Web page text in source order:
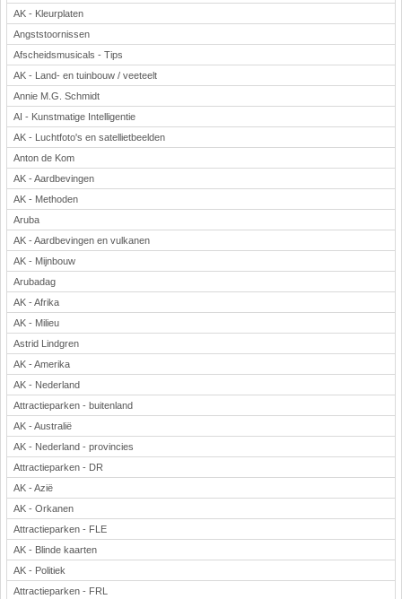
AK - Kleurplaten
Angststoornissen
Afscheidsmusicals - Tips
AK - Land- en tuinbouw / veeteelt
Annie M.G. Schmidt
AI - Kunstmatige Intelligentie
AK - Luchtfoto's en satellietbeelden
Anton de Kom
AK - Aardbevingen
AK - Methoden
Aruba
AK - Aardbevingen en vulkanen
AK - Mijnbouw
Arubadag
AK - Afrika
AK - Milieu
Astrid Lindgren
AK - Amerika
AK - Nederland
Attractieparken - buitenland
AK - Australië
AK - Nederland - provincies
Attractieparken - DR
AK - Azië
AK - Orkanen
Attractieparken - FLE
AK - Blinde kaarten
AK - Politiek
Attractieparken - FRL